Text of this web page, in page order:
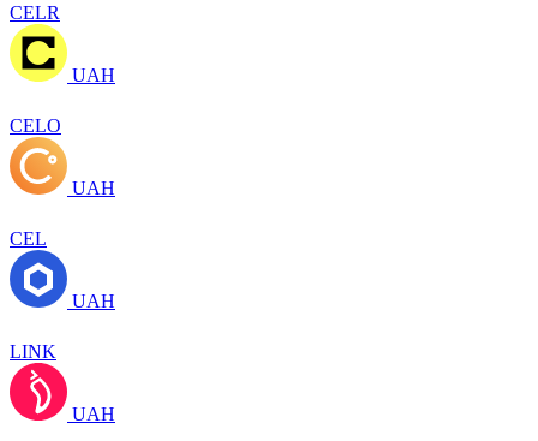
CELR
UAH
CELO
UAH
CEL
UAH
LINK
UAH